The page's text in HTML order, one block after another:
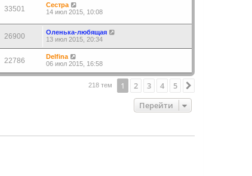
33501
Сестра
14 июл 2015, 10:08
26900
Оленька-любящая
13 июл 2015, 20:34
22786
Delfina
06 июл 2015, 16:58
218 тем 1 2 3 4 5
Перейти